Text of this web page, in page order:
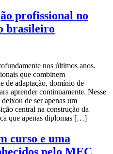
profissional no
brasileiro
nos últimos anos.
que combinem
de adaptação, domínio de
aprender continuamente. Nesse
de ser apenas um
central na construção da
que apenas diplomas […]
curso e uma